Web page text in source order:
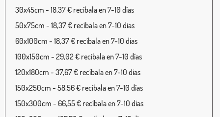
30x45cm - 18,37 € recíbala en 7-10 días
50x75cm - 18,37 € recíbala en 7-10 días
60x100cm - 18,37 € recíbala en 7-10 días
100x150cm - 29,02 € recíbala en 7-10 días
120x180cm - 37,67 € recíbala en 7-10 días
150x250cm - 58,56 € recíbala en 7-10 días
150x300cm - 66,55 € recíbala en 7-10 días